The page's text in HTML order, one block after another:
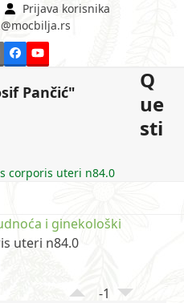
Prijava korisnika
FacebookYouTube
Pančić"
Q
ue
sti
corporis uteri n84.0
i ginekološki
uteri n84.0
-1